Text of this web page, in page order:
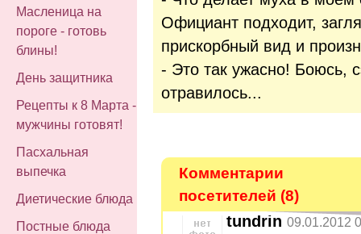
Масленица на
пороге - готовь
блины!
День защитника
Рецепты к 8 Марта -
мужчины готовят!
Пасхальная
выпечка
Диетические блюда
Постные блюда
Официант подходит,
прискорбный вид и
- Это так ужасно! Боюсь,
отравилось...
Комментарии
посетителей (8)
tundrin 09.01.2012